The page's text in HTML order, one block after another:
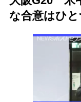
な合意はひ